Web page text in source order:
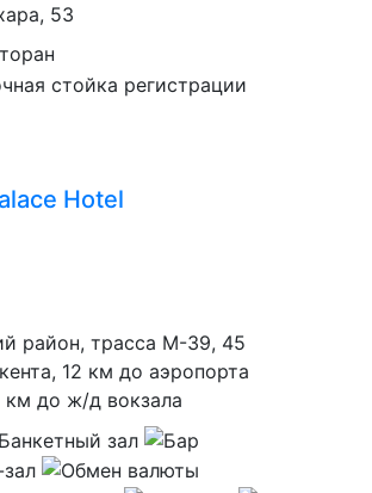
53
Hotel
район, трасса М-39, 45
12 км до аэропорта
км до ж/д вокзала